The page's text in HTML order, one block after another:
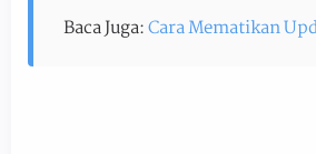
Baca Juga:Cara Mematikan